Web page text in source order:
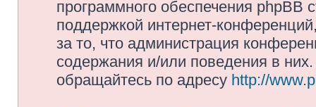
программного обеспечения phpBB
поддержкой интернет-
за то, что администрация
содержания и/или поведения в
обращайтесь по адресу http://